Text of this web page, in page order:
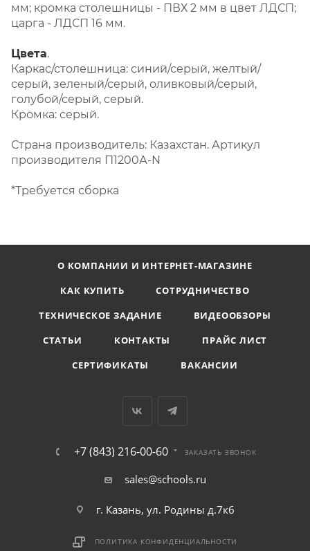
мм; кромка столешницы - ПВХ 2 мм в цвет ЛДСП;
царга - ЛДСП 16 мм.
Цвета.
Каркас/столешница: синий/серый, желтый/
серый, зеленый/серый, оливковый/серый,
голубой/серый, серый.
Кромка: серый.
Страна производитель: Казахстан. Артикул
производителя П1200А-N
*Требуется сборка
О КОМПАНИИ И ИНТЕРНЕТ-МАГАЗИНЕ
КАК КУПИТЬ
СОТРУДНИЧЕСТВО
ТЕХНИЧЕСКОЕ ЗАДАНИЕ
ВИДЕООБЗОРЫ
СТАТЬИ
КОНТАКТЫ
ПРАЙС ЛИСТ
СЕРТИФИКАТЫ
ВАКАНСИИ
+7 (843) 216-00-60 ЗАКАЗАТЬ ЗВОНОК
sales@schools.ru
г. Казань, ул. Родины д.7к6
ПОЛИТИКА КОНФИДЕНЦИАЛЬНОСТИ